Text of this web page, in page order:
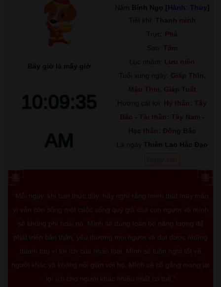
Bây giờ là mấy giờ
10:09:36
AM
Năm Bính Ngọ [Hành: Thủy]
Tiết khí: Thanh minh
Trực: Phá
Sao: Tâm
Lục nhâm: Lưu niên
Tuổi xung ngày: Giáp Thìn,
Mậu Thìn, Giáp Tuất
Hướng cát lợi: Hỷ thần: Tây
Bắc - Tài thần: Tây Nam -
Hạc thần: Đông Bắc
Là ngày Thiên Lao Hắc Đạo
Ngày xấu
"Mỗi ngày, khi bạn thức dậy, hãy nghĩ rằng mình thật may mắn
vì vẫn còn sống một cuộc sống quý giá của con người và mình
sẽ không phí hoài nó. Mình sẽ dùng toàn bộ năng lượng để
phát triển bản thân, yêu thương mọi người và đạt được những
thành tựu vì lợi ích của nhân loại. Mình sẽ luôn nghĩ tốt về
người khác và không nổi giận với họ. Mình sẽ cố gắng mang lại
lợi ích cho người khác nhiều nhất có thể."